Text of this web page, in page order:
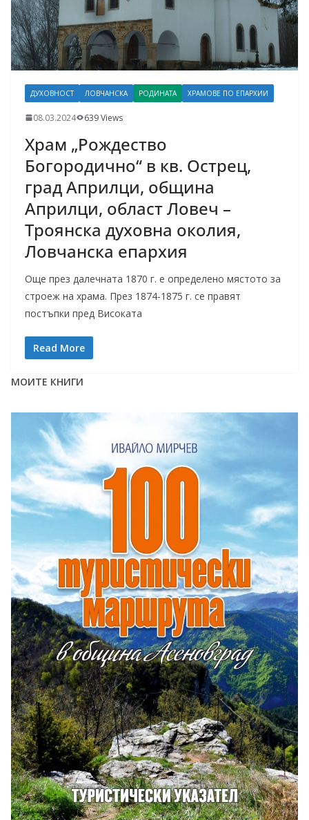
ДУХОВНОСТ ЛОВЧАНСКА РОДИНАТА ХРАМОВЕ ПО ЕПАРХИИ
08.03.2024 639 Views
Храм „Рождество
Богородично“ в кв. Острец,
град Априлци, община
Априлци, област Ловеч –
Троянска духовна околия,
Ловчанска епархия
Още през далечната 1870 г. е определено мястото за
строеж на храма. През 1874-1875 г. се правят
постъпки пред Високата
Read More
МОИТЕ КНИГИ